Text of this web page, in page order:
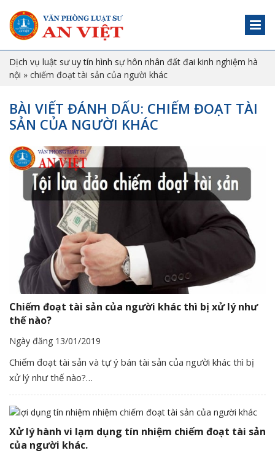
Dịch vụ luật sư uy tín hình sự hôn nhân đất đai kinh nghiệm hà
nội » chiếm đoạt tài sản của người khác
BÀI VIẾT ĐÁNH DẤU: CHIẾM ĐOẠT TÀI
SẢN CỦA NGƯỜI KHÁC
Chiếm đoạt tài sản của người khác thì bị xử lý như
thế nào?
Ngày đăng 13/01/2019
Chiếm đoạt tài sản và tự ý bán tài sản của người khác thì bị
xử lý như thế nào?…
Xử lý hành vi lạm dụng tín nhiệm chiếm đoạt tài sản
của người khác.